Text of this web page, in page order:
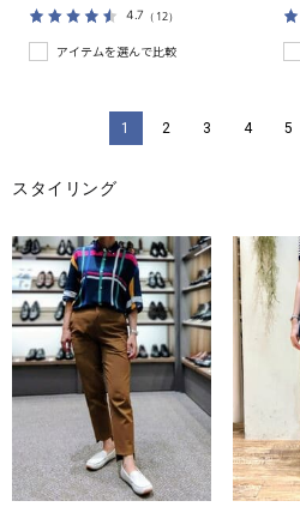
4.7 （12）
アイテムを選んで比較
1 2 3 4 5
スタイリング